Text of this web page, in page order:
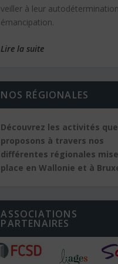
veiller à leur
émancipation.
Lire la suite
NOS RÉGIONALES
Découvrez les activités
proposons à travers nos
différentes régionales
place en Wallonie et à
ASSOCIATIONS
PARTENAIRES